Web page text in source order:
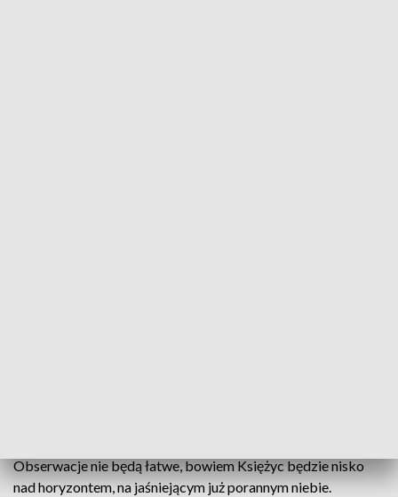
Obserwacje nie będą łatwe, bowiem Księżyc będzie nisko
nad horyzontem, na jaśniejącym już porannym niebie.